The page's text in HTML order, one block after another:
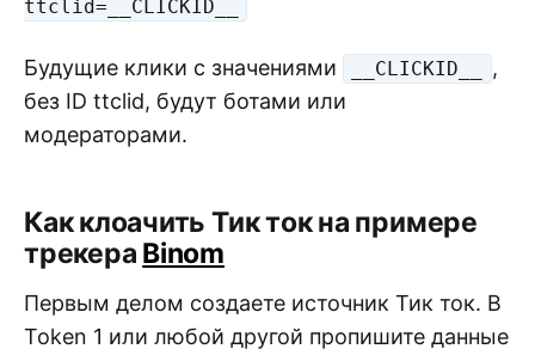
ttclid=__CLICKID__
Будущие клики с значениями __CLICKID__
,
без ID ttclid, будут ботами или
модераторами.
Как клоачить Тик ток на примере
трекера Binom
Первым делом создаете источник Тик ток. В
Token 1 или любой другой пропишите данные